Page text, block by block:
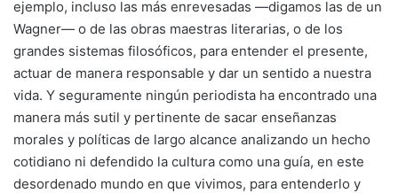
ejemplo, incluso las más enrevesadas —digamos las de un
Wagner— o de las obras maestras literarias, o de los
grandes sistemas filosóficos, para entender el presente,
actuar de manera responsable y dar un sentido a nuestra
vida. Y seguramente ningún periodista ha encontrado una
manera más sutil y pertinente de sacar enseñanzas
morales y políticas de largo alcance analizando un hecho
cotidiano ni defendido la cultura como una guía, en este
desordenado mundo en que vivimos, para entenderlo y